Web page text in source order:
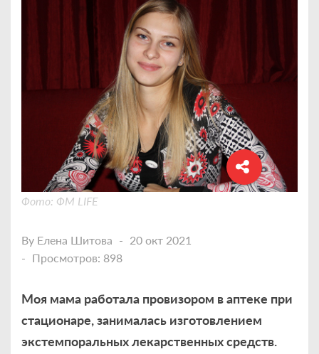
Фото: ФМ LIFE
By Елена Шитова
20 окт 2021
Просмотров: 898
Моя мама работала провизором в аптеке при
стационаре, занималась изготовлением
экстемпоральных лекарственных средств.